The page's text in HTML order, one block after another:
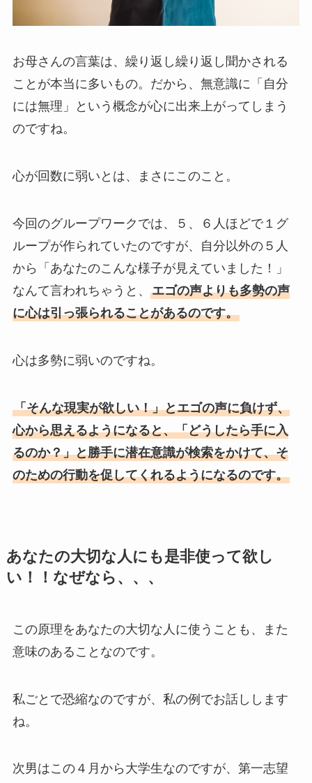
お母さんの言葉は、繰り返し繰り返し聞かされる
ことが本当に多いもの。だから、無意識に「自分
には無理」という概念が心に出来上がってしまう
のですね。
心が回数に弱いとは、まさにこのこと。
今回のグループワークでは、５、６人ほどで１グ
ループが作られていたのですが、自分以外の５人
から「あなたのこんな様子が見えていました！」
なんて言われちゃうと、 エゴの声よりも多勢の声
に心は引っ張られることがあるのです。
心は多勢に弱いのですね。
「そんな現実が欲しい！」とエゴの声に負けず、
心から思えるようになると、「どうしたら手に入
るのか？」と勝手に潜在意識が検索をかけて、そ
のための行動を促してくれるようになるのです。
あなたの大切な人にも是非使って欲し
い！！なぜなら、、、
この原理をあなたの大切な人に使うことも、また
意味のあることなのです。
私ごとで恐縮なのですが、私の例でお話しします
ね。
次男はこの４月から大学生なのですが、第一志望